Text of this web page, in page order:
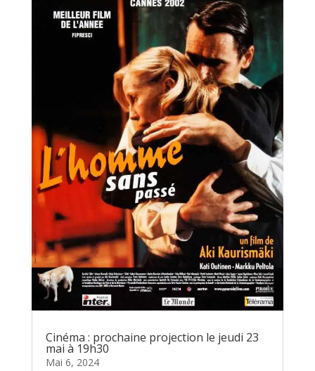
Cinéma : prochaine projection le jeudi 23
mai à 19h30
Mai 6, 2024